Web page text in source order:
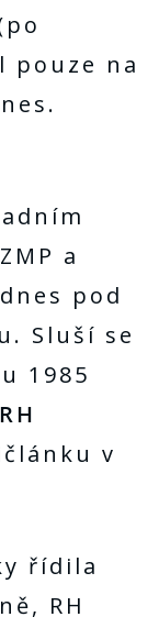
pouze na
a
pod
Sluší se
1985
RH
v
řídila
RH